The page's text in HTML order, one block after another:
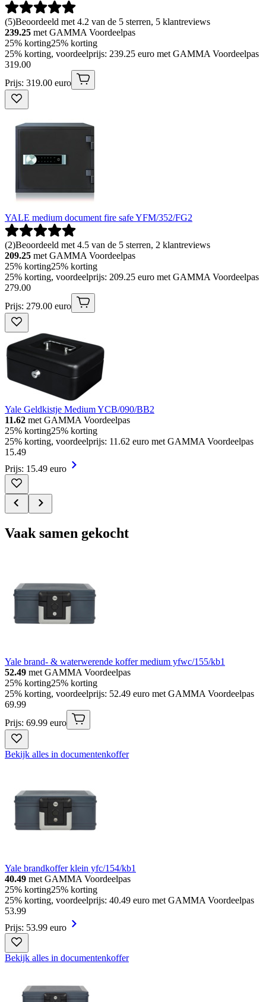
(5)Beoordeeld met 4.2 van de 5 sterren, 5 klantreviews
239.25 met GAMMA Voordeelpas
25% korting25% korting
25% korting, voordeelprijs: 239.25 euro met GAMMA Voordeelpas
319.00
Prijs: 319.00 euro
YALE medium document fire safe YFM/352/FG2
(2)Beoordeeld met 4.5 van de 5 sterren, 2 klantreviews
209.25 met GAMMA Voordeelpas
25% korting25% korting
25% korting, voordeelprijs: 209.25 euro met GAMMA Voordeelpas
279.00
Prijs: 279.00 euro
Yale Geldkistje Medium YCB/090/BB2
11.62 met GAMMA Voordeelpas
25% korting25% korting
25% korting, voordeelprijs: 11.62 euro met GAMMA Voordeelpas
15.49
Prijs: 15.49 euro
Vaak samen gekocht
Yale brand- & waterwerende koffer medium yfwc/155/kb1
52.49 met GAMMA Voordeelpas
25% korting25% korting
25% korting, voordeelprijs: 52.49 euro met GAMMA Voordeelpas
69.99
Prijs: 69.99 euro
Bekijk alles in documentenkoffer
Yale brandkoffer klein yfc/154/kb1
40.49 met GAMMA Voordeelpas
25% korting25% korting
25% korting, voordeelprijs: 40.49 euro met GAMMA Voordeelpas
53.99
Prijs: 53.99 euro
Bekijk alles in documentenkoffer